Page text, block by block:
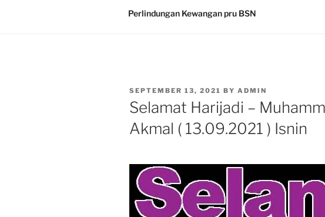
Perlindungan Kewangan pru BSN
POSTED
ON
SEPTEMBER 13, 2021 BY ADMIN
Selamat Harijadi –
Akmal ( 13.09.2021 ) Isnin